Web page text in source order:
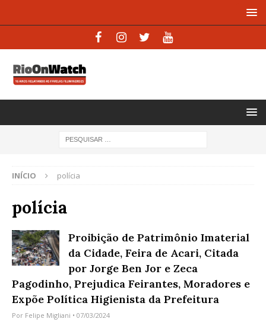
INÍCIO polícia
polícia
Proibição de Patrimônio Imaterial
da Cidade, Feira de Acari, Citada
por Jorge Ben Jor e Zeca
Pagodinho, Prejudica Feirantes, Moradores e
Expõe Política Higienista da Prefeitura
Por Felipe Migliani • 07/03/2024